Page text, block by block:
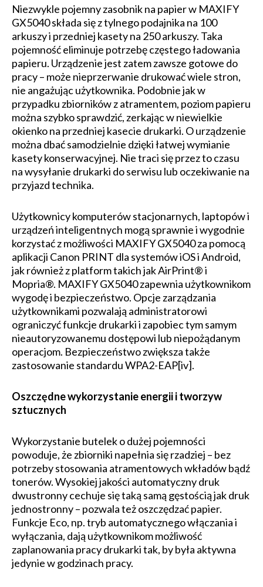
Niezwykle pojemny zasobnik na papier w MAXIFY
GX5040 składa się z tylnego podajnika na 100
arkuszy i przedniej kasety na 250 arkuszy. Taka
pojemność eliminuje potrzebę częstego ładowania
papieru. Urządzenie jest zatem zawsze gotowe do
pracy – może nieprzerwanie drukować wiele stron,
nie angażując użytkownika. Podobnie jak w
przypadku zbiorników z atramentem, poziom papieru
można szybko spraw­dzić, zerkając w niewielkie
okienko na przedniej kasecie drukarki. O urządzenie
można dbać samodzielnie dzięki łatwej wymianie
kasety konserwacyjnej. Nie traci się przez to czasu
na wysyłanie drukarki do serwisu lub oczekiwanie na
przyjazd technika.
Użytkownicy komputerów stacjonarnych, laptopów i
urządzeń inteligentnych mogą sprawnie i wygodnie
korzystać z możliwości MAXIFY GX5040 za pomocą
aplikacji Canon PRINT dla systemów iOS i Android,
jak rów­nież z platform takich jak AirPrint® i
Mopria®. MAXIFY GX5040 zapewnia użytkownikom
wygodę i bez­pie­czeństwo. Opcje zarządzania
użytkownikami pozwalają administratorowi
ograniczyć funkcje drukarki i zapobiec tym samym
nieautoryzowanemu dostępowi lub niepożądanym
operacjom. Bezpieczeństwo zwiększa także
zastosowanie standardu WPA2-EAP[iv].
Oszczędne wykorzystanie energii i tworzyw
sztucznych
Wykorzystanie butelek o dużej pojemności
powoduje, że zbiorniki napełnia się rzadziej – bez
potrzeby stosowania atramentowych wkładów bądź
tonerów. Wysokiej jakości automatyczny druk
dwustronny cechuje się taką samą gęstością jak druk
jednostronny – pozwala też oszczędzać papier.
Funkcje Eco, np. tryb automatycznego włączania i
wyłączania, dają użytkownikom możliwość
zaplanowania pracy drukarki tak, by była aktywna
jedynie w godzinach pracy.